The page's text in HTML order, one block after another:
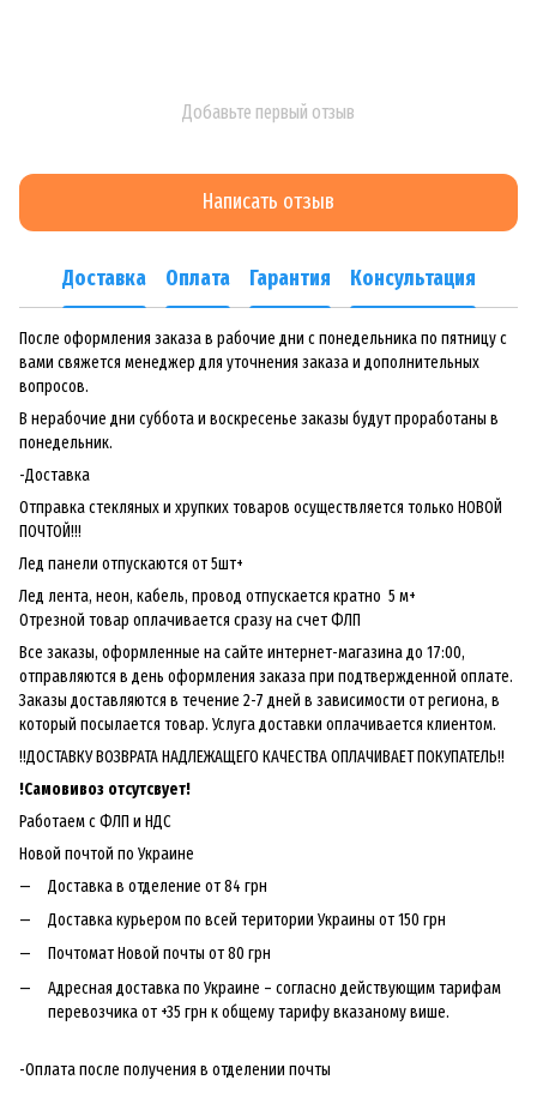
Добавьте первый отзыв
Написать отзыв
Доставка Оплата Гарантия Консультация
После оформления заказа в рабочие дни с понедельника по пятницу с
вами свяжется менеджер для уточнения заказа и дополнительных
вопросов.
В нерабочие дни суббота и воскресенье заказы будут проработаны в
понедельник.
-Доставка
Отправка стекляных и хрупких товаров осуществляется только НОВОЙ
ПОЧТОЙ!!!
Лед панели отпускаются от 5шт+
Лед лента, неон, кабель, провод отпускается кратно 5 м+
Отрезной товар оплачивается сразу на счет ФЛП
Все заказы, оформленные на сайте интернет-магазина до 17:00,
отправляются в день оформления заказа при подтвержденной оплате.
Заказы доставляются в течение 2-7 дней в зависимости от региона, в
который посылается товар. Услуга доставки оплачивается клиентом.
!!ДОСТАВКУ ВОЗВРАТА НАДЛЕЖАЩЕГО КАЧЕСТВА ОПЛАЧИВАЕТ ПОКУПАТЕЛЬ!!
!Самовивоз отсутсвует!
Работаем с ФЛП и НДС
Новой почтой по Украине
Доставка в отделение от 84 грн
Доставка курьером по всей територии Украины от 150 грн
Почтомат Новой почты от 80 грн
Адресная доставка по Украине – согласно действующим тарифам
перевозчика от +35 грн к общему тарифу вказаному више.
-Оплата после получения в отделении почты